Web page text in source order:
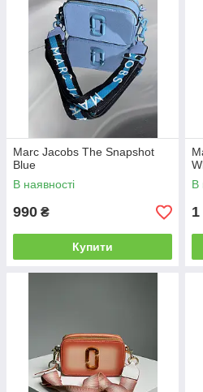
Marc Jacobs The Snapshot
Blue
В наявності
990 ₴
Купити
В